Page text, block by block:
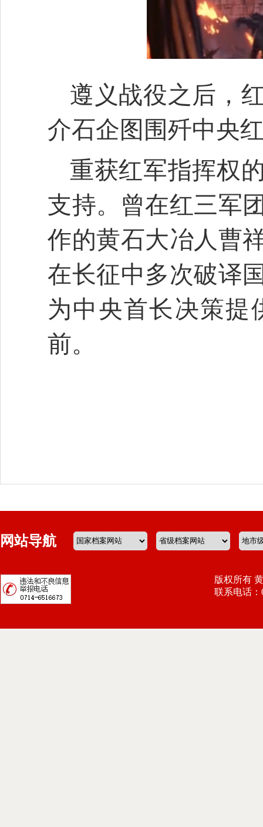
遵义战役之后，
介石企图围歼中央
重获红军指挥权
支持。曾在红三军
作的黄石大冶人曹
在长征中多次破译
为中央首长决策提
前。
网站导航
版权所有
联系电话：